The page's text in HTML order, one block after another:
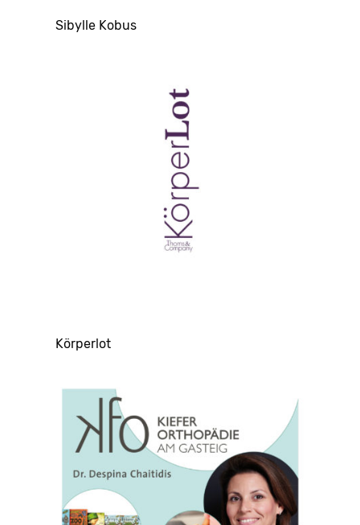
Sibylle Kobus
Körperlot